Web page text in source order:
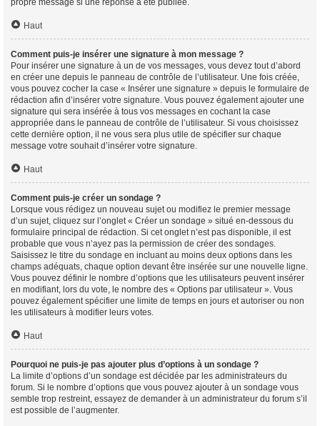
propre message si une réponse a été publiée.
Haut
Comment puis-je insérer une signature à mon message ?
Pour insérer une signature à un de vos messages, vous devez tout d’abord
en créer une depuis le panneau de contrôle de l’utilisateur. Une fois créée,
vous pouvez cocher la case « Insérer une signature » depuis le formulaire de
rédaction afin d’insérer votre signature. Vous pouvez également ajouter une
signature qui sera insérée à tous vos messages en cochant la case
appropriée dans le panneau de contrôle de l’utilisateur. Si vous choisissez
cette dernière option, il ne vous sera plus utile de spécifier sur chaque
message votre souhait d’insérer votre signature.
Haut
Comment puis-je créer un sondage ?
Lorsque vous rédigez un nouveau sujet ou modifiez le premier message
d’un sujet, cliquez sur l’onglet « Créer un sondage » situé en-dessous du
formulaire principal de rédaction. Si cet onglet n’est pas disponible, il est
probable que vous n’ayez pas la permission de créer des sondages.
Saisissez le titre du sondage en incluant au moins deux options dans les
champs adéquats, chaque option devant être insérée sur une nouvelle ligne.
Vous pouvez définir le nombre d’options que les utilisateurs peuvent insérer
en modifiant, lors du vote, le nombre des « Options par utilisateur ». Vous
pouvez également spécifier une limite de temps en jours et autoriser ou non
les utilisateurs à modifier leurs votes.
Haut
Pourquoi ne puis-je pas ajouter plus d’options à un sondage ?
La limite d’options d’un sondage est décidée par les administrateurs du
forum. Si le nombre d’options que vous pouvez ajouter à un sondage vous
semble trop restreint, essayez de demander à un administrateur du forum s’il
est possible de l’augmenter.